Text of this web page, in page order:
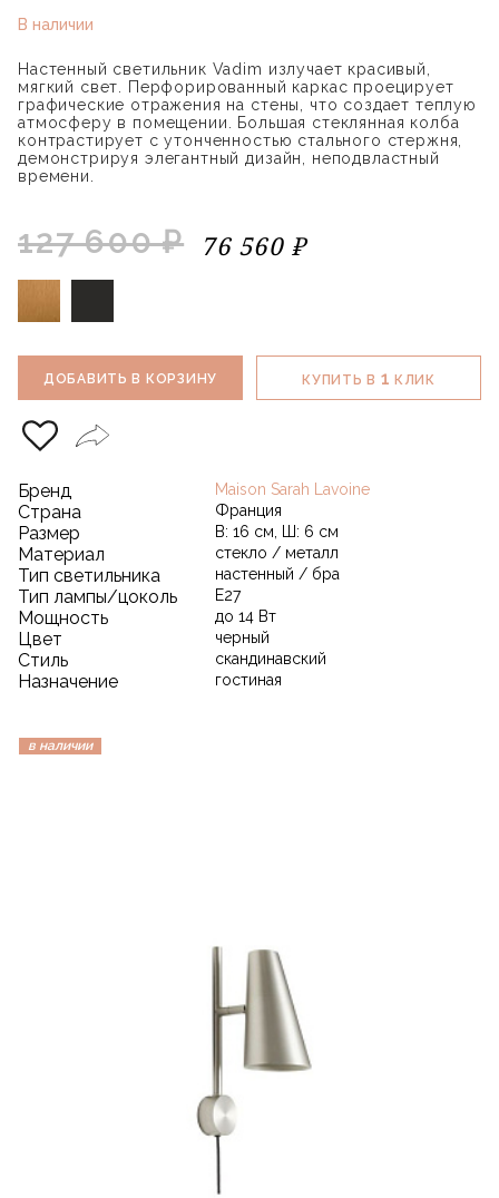
В наличии
Настенный светильник Vadim излучает красивый,
мягкий свет. Перфорированный каркас проецирует
графические отражения на стены, что создает теплую
атмосферу в помещении. Большая стеклянная колба
контрастирует с утонченностью стального стержня,
демонстрируя элегантный дизайн, неподвластный
времени.
127 600 ₽ 76 560 ₽
ДОБАВИТЬ В КОРЗИНУ КУПИТЬ В 1 КЛИК
Бренд Maison Sarah Lavoine
Страна Франция
Размер В: 16 см, Ш: 6 см
Материал стекло / металл
Тип светильника настенный / бра
Тип лампы/цоколь E27
Мощность до 14 Вт
Цвет черный
Стиль скандинавский
Назначение гостиная
в наличии